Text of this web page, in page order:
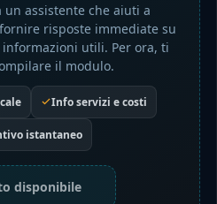
un assistente che aiuti a
risposte immediate su
utili. Per ora, ti
il modulo.
Info servizi e costi
istantaneo
disponibile